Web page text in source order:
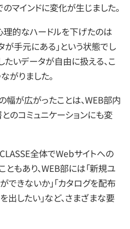
のマインドに変化が生じました。
理的なハードルを下げたのは
が手元にある」という状態でし
たいデータが自由に扱える、こ
がりました。
幅が広がったことは、WEB部内
のコミュニケーションにも変
全体でWebサイトへの
もあり、WEB部には「新規ユ
できないか」「カタログを配布
出したい」など、さまざまな要